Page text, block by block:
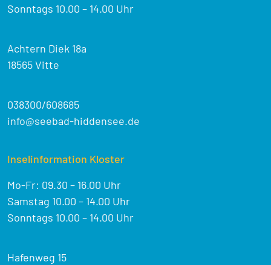
Sonntags 10.00 – 14.00 Uhr
Achtern Diek 18a
18565 Vitte
038300/608685
info@seebad-hiddensee.de
Inselinformation Kloster
Mo-Fr: 09.30 – 16.00 Uhr
Samstag 10.00 – 14.00 Uhr
Sonntags 10.00 – 14.00 Uhr
Hafenweg 15